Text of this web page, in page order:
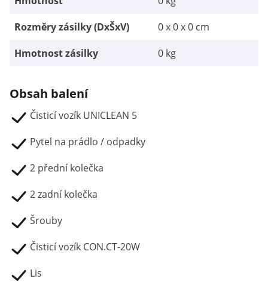
Rozměry zásilky (DxŠxV)
0 x 0 x 0 cm
Hmotnost zásilky
0 kg
Obsah balení
Čisticí vozík UNICLEAN 5
Pytel na prádlo / odpadky
2 přední kolečka
2 zadní kolečka
Šrouby
Čisticí vozík CON.CT-20W
Lis